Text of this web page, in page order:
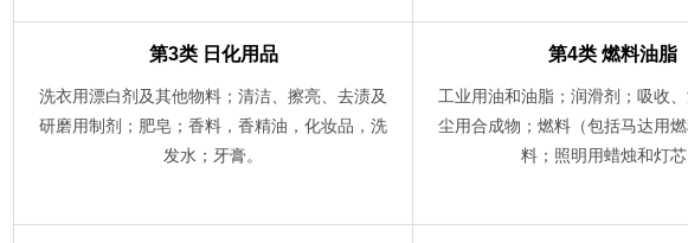
第3类 日化用品
洗衣用漂白剂及其他物料；清洁、擦亮、去渍及
研磨用制剂；肥皂；香料，香精油，化妆品，洗
发水；牙膏。
第4类 燃料油脂
工业用油和油脂；润滑剂；吸收
尘用合成物；燃料（包括马达用
料；照明用蜡烛和灯芯